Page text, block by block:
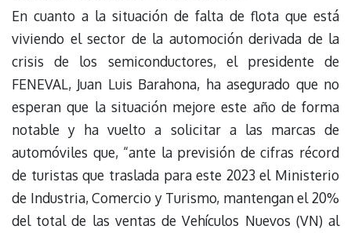
En cuanto a la situación de falta de flota que está
viviendo el sector de la automoción derivada de la
crisis de los semiconductores, el presidente de
FENEVAL, Juan Luis Barahona, ha asegurado que no
esperan que la situación mejore este año de forma
notable y ha vuelto a solicitar a las marcas de
automóviles que, “ante la previsión de cifras récord
de turistas que traslada para este 2023 el Ministerio
de Industria, Comercio y Turismo, mantengan el 20%
del total de las ventas de Vehículos Nuevos (VN) al